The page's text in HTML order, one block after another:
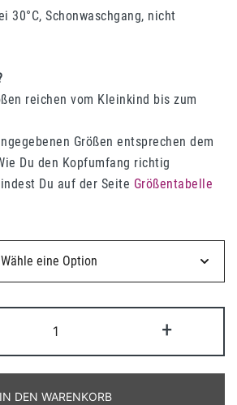
30°C, Schonwaschgang, nicht
reichen vom Kleinkind bis zum
Größen entsprechen dem
Du den Kopfumfang richtig
Du auf der Seite Größentabelle
Loop
Schal
+
IN DEN WARENKORB